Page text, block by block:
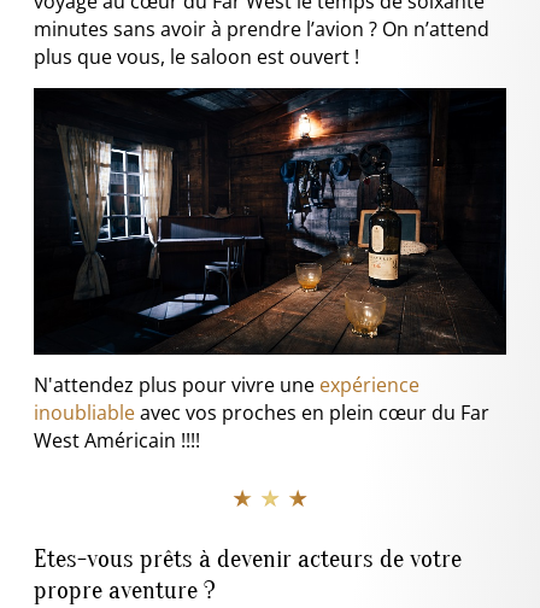
minutes sans avoir à prendre l’avion ? On n’attend
plus que vous, le saloon est ouvert !
N'attendez plus pour vivre une expérience
inoubliableavec vos proches en plein cœur du Far
West Américain !!!!
★ ★ ★
Etes-vous prêts à devenir acteurs de votre
propre aventure ?